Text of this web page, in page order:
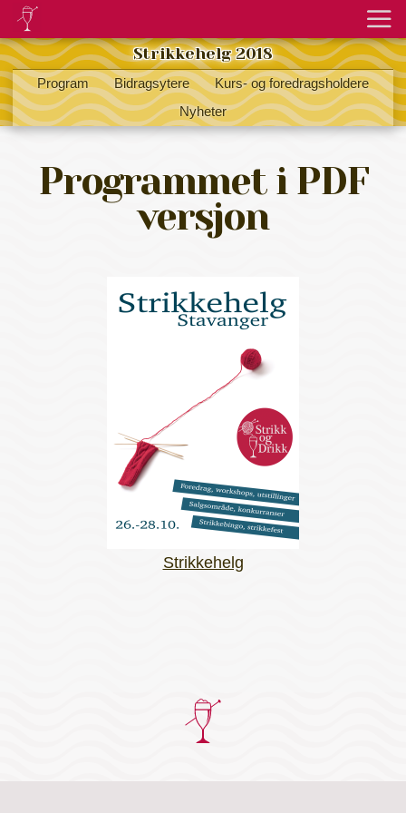
Strikkehelg 2018
Program Bidragsytere
Kurs- og foredragsholdere
Nyheter
Programmet i PDF
versjon
Strikkehelg